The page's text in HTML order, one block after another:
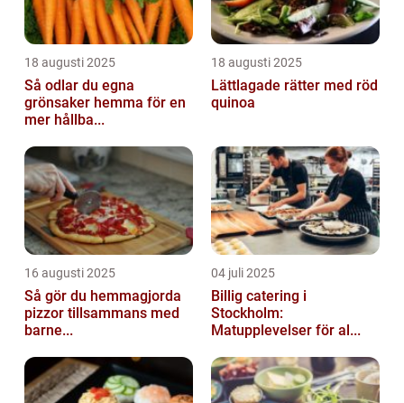
18 augusti 2025
Så odlar du egna
grönsaker hemma för en
mer hållba...
18 augusti 2025
Lättlagade rätter med röd
quinoa
16 augusti 2025
Så gör du hemmagjorda
pizzor tillsammans med
barne...
04 juli 2025
Billig catering i
Stockholm:
Matupplevelser för al...